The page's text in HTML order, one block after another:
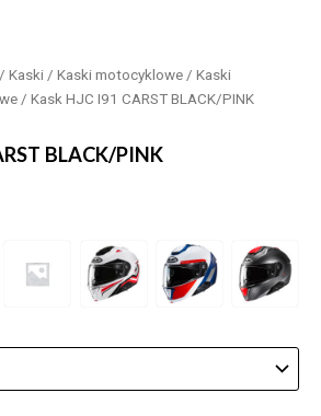
/ Kaski / Kaski motocyklowe / Kaski
/ Kask HJC I91 CARST BLACK/PINK
BLACK/PINK